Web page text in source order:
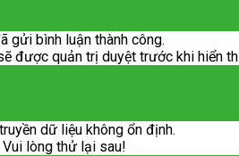
gửi bình luận thành công.
được quản trị duyệt trước khi hiển
dữ liệu không ổn định.
Vui lòng thử lại sau!